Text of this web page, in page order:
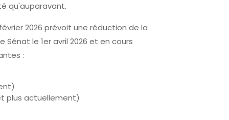
qu'auparavant.
2026 prévoit une réduction de la
le 1er avril 2026 et en cours
:
plus actuellement)